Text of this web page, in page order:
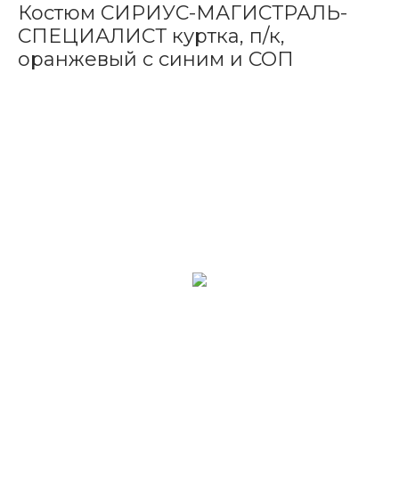
Костюм СИРИУС-МАГИСТРАЛЬ-
СПЕЦИАЛИСТ куртка, п/к,
оранжевый с синим и СОП